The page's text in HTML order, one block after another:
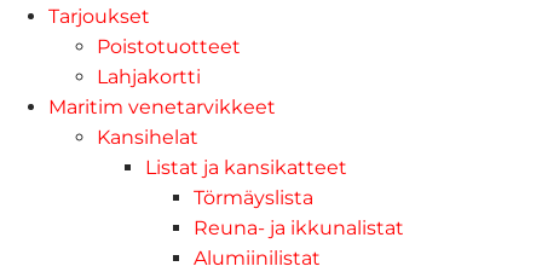
Tarjoukset
Poistotuotteet
Lahjakortti
Maritim venetarvikkeet
Kansihelat
Listat ja kansikatteet
Törmäyslista
Reuna- ja ikkunalistat
Alumiinilistat